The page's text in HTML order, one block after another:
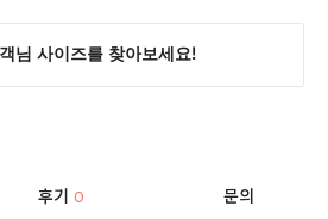
후기0 문의